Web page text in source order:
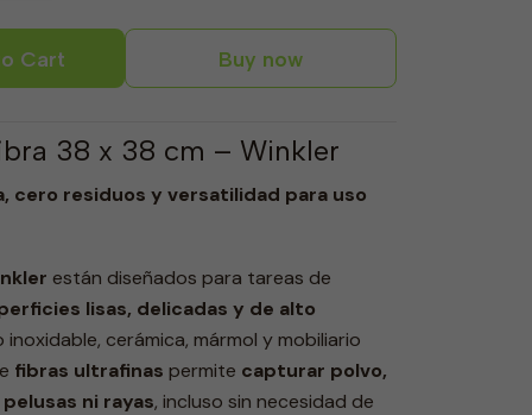
Cart Buy now
38 x 38 cm – Winkler
cero residuos y versatilidad para uso
están diseñados para tareas de
lisas, delicadas y de alto
cerámica, mármol y mobiliario
fibras ultrafinas permite capturar polvo,
ni rayas, incluso sin necesidad de